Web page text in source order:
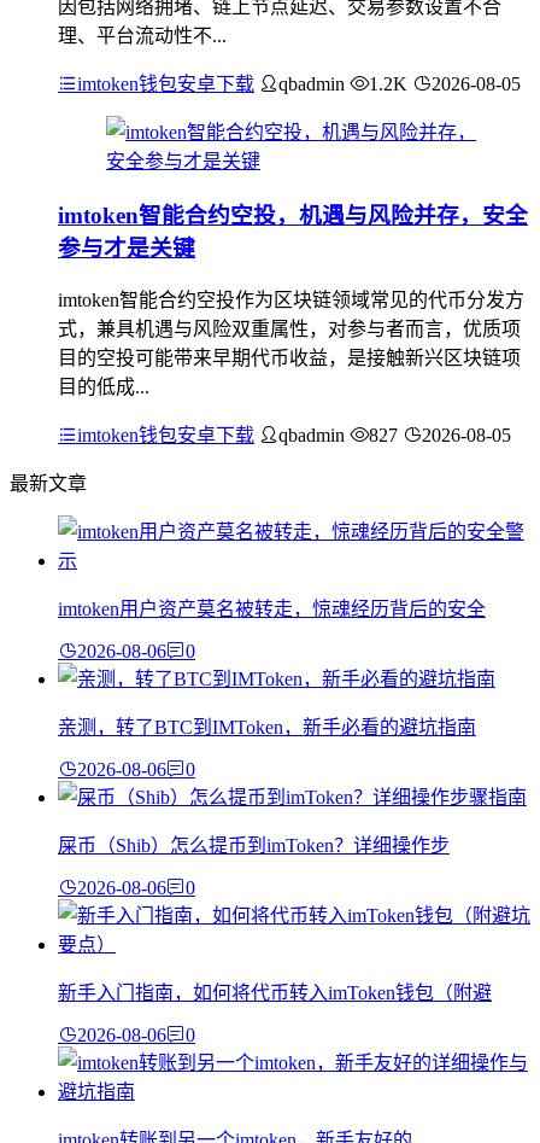
因包括网络拥堵、链上节点延迟、交易参数设置不合
理、平台流动性不...
imtoken钱包安卓下载 qbadmin 1.2K 2026-08-05
imtoken智能合约空投，机遇与风险并存，安全
参与才是关键
imtoken智能合约空投作为区块链领域常见的代币分发方
式，兼具机遇与风险双重属性，对参与者而言，优质项
目的空投可能带来早期代币收益，是接触新兴区块链项
目的低成...
imtoken钱包安卓下载 qbadmin 827 2026-08-05
最新文章
imtoken用户资产莫名被转走，惊魂经历背后的安全
2026-08-06 0
亲测，转了BTC到IMToken，新手必看的避坑指南
2026-08-06 0
屎币（Shib）怎么提币到imToken？详细操作步
2026-08-06 0
新手入门指南，如何将代币转入imToken钱包（附避
2026-08-06 0